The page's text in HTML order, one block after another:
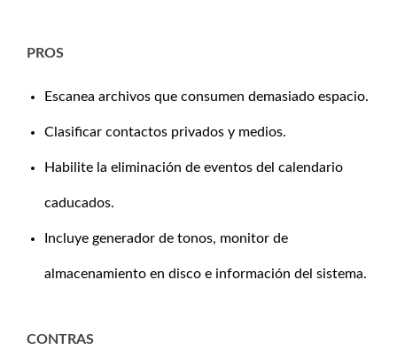
PROS
Escanea archivos que consumen demasiado espacio.
Clasificar contactos privados y medios.
Habilite la eliminación de eventos del calendario
caducados.
Incluye generador de tonos, monitor de
almacenamiento en disco e información del sistema.
CONTRAS